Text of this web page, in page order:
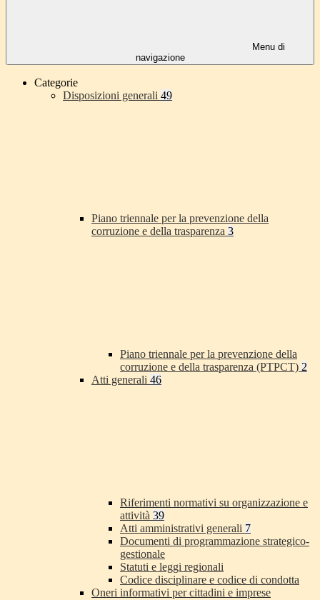
Menu di
navigazione
Categorie
Disposizioni generali 49
Piano triennale per la prevenzione della
corruzione e della trasparenza 3
Piano triennale per la prevenzione della
corruzione e della trasparenza (PTPCT) 2
Atti generali 46
Riferimenti normativi su organizzazione e
attività 39
Atti amministrativi generali 7
Documenti di programmazione strategico-
gestionale
Statuti e leggi regionali
Codice disciplinare e codice di condotta
Oneri informativi per cittadini e imprese